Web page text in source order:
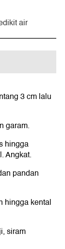
air
3 cm lalu
garam.
hingga
Angkat.
pandan
hingga kental
siram